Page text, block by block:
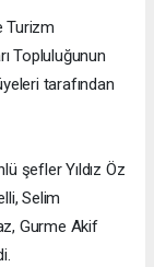
Turizm
Topluluğunun
tarafından
şefler Yıldız Öz
Selim
Gurme Akif